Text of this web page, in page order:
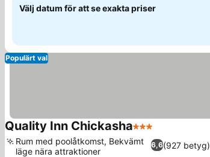
Välj datum för att se exakta priser
Populärt val
Quality Inn Chickasha3 Stjärnor
6,6(927 betyg)
Rum med poolåtkomst, Bekvämt
läge nära attraktioner